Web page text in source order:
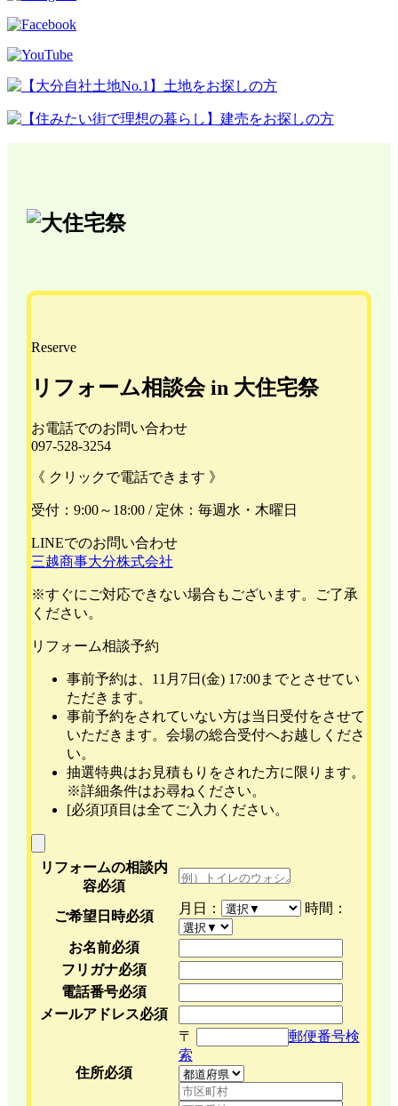
Reserve
リフォーム相談会 in 大住宅祭
お電話でのお問い合わせ
097-528-3254
《 クリックで電話できます 》
受付：9:00～18:00 / 定休：毎週水・木曜日
LINEでのお問い合わせ
三越商事大分株式会社
※すぐにご対応できない場合もございます。ご了承
ください。
リフォーム相談予約
事前予約は、11月7日(金) 17:00までとさせてい
ただきます。
事前予約をされていない方は当日受付をさせて
いただきます。会場の総合受付へお越しくださ
い。
抽選特典はお見積もりをされた方に限ります。
※詳細条件はお尋ねください。
[必須]項目は全てご入力ください。
リフォームの相談内
容必須
ご希望日時必須
月日： 時間：
お名前必須
フリガナ必須
電話番号必須
メールアドレス必須
住所必須
〒
郵便番号検
索